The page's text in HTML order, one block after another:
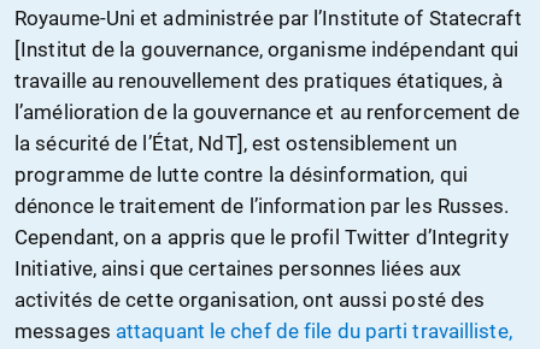
Royaume-Uni et administrée par l’Institute of Statecraft
[Institut de la gouvernance, organisme indépendant qui
travaille au renouvellement des pratiques étatiques, à
l’amélioration de la gouvernance et au renforcement de
la sécurité de l’État, NdT], est ostensiblement un
programme de lutte contre la désinformation, qui
dénonce le traitement de l’information par les Russes.
Cependant, on a appris que le profil Twitter d’Integrity
Initiative, ainsi que certaines personnes liées aux
activités de cette organisation, ont aussi posté des
messages attaquant le chef de file du parti travailliste,